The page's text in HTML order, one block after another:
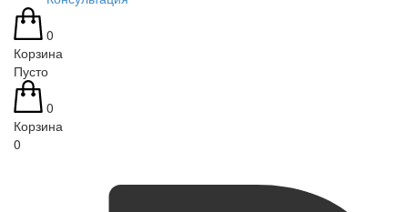
0
Корзина
Пусто
0
Корзина
0